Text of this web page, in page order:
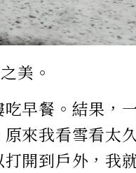
美。
早餐。結果，
來我看雪看太
開到戶外，我